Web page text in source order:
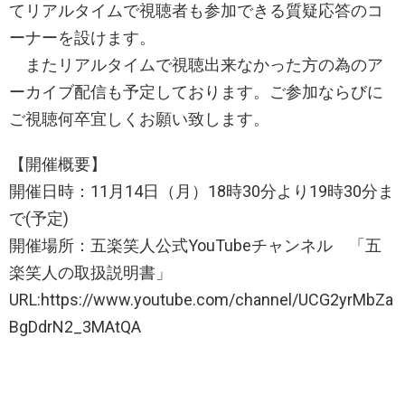
てリアルタイムで視聴者も参加できる質疑応答のコ
ーナーを設けます。
またリアルタイムで視聴出来なかった方の為のア
ーカイブ配信も予定しております。ご参加ならびに
ご視聴何卒宜しくお願い致します。
【開催概要】
開催日時：11月14日（月）18時30分より19時30分ま
で(予定)
開催場所：五楽笑人公式YouTubeチャンネル 「五
楽笑人の取扱説明書」
URL:https://www.youtube.com/channel/UCG2yrMbZa
BgDdrN2_3MAtQA